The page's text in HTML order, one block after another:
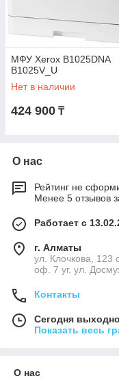
МФУ Xerox B1025DNA
B1025V_U
Нет в наличии
424 900 ₸
О нас
Рейтинг не
Менее 5 отзывов
Работает с
г. Алматы
ул. Клочкова, 123
оф. 7 уг. ул.
Контакты
Сегодня
Показать весь
О нас